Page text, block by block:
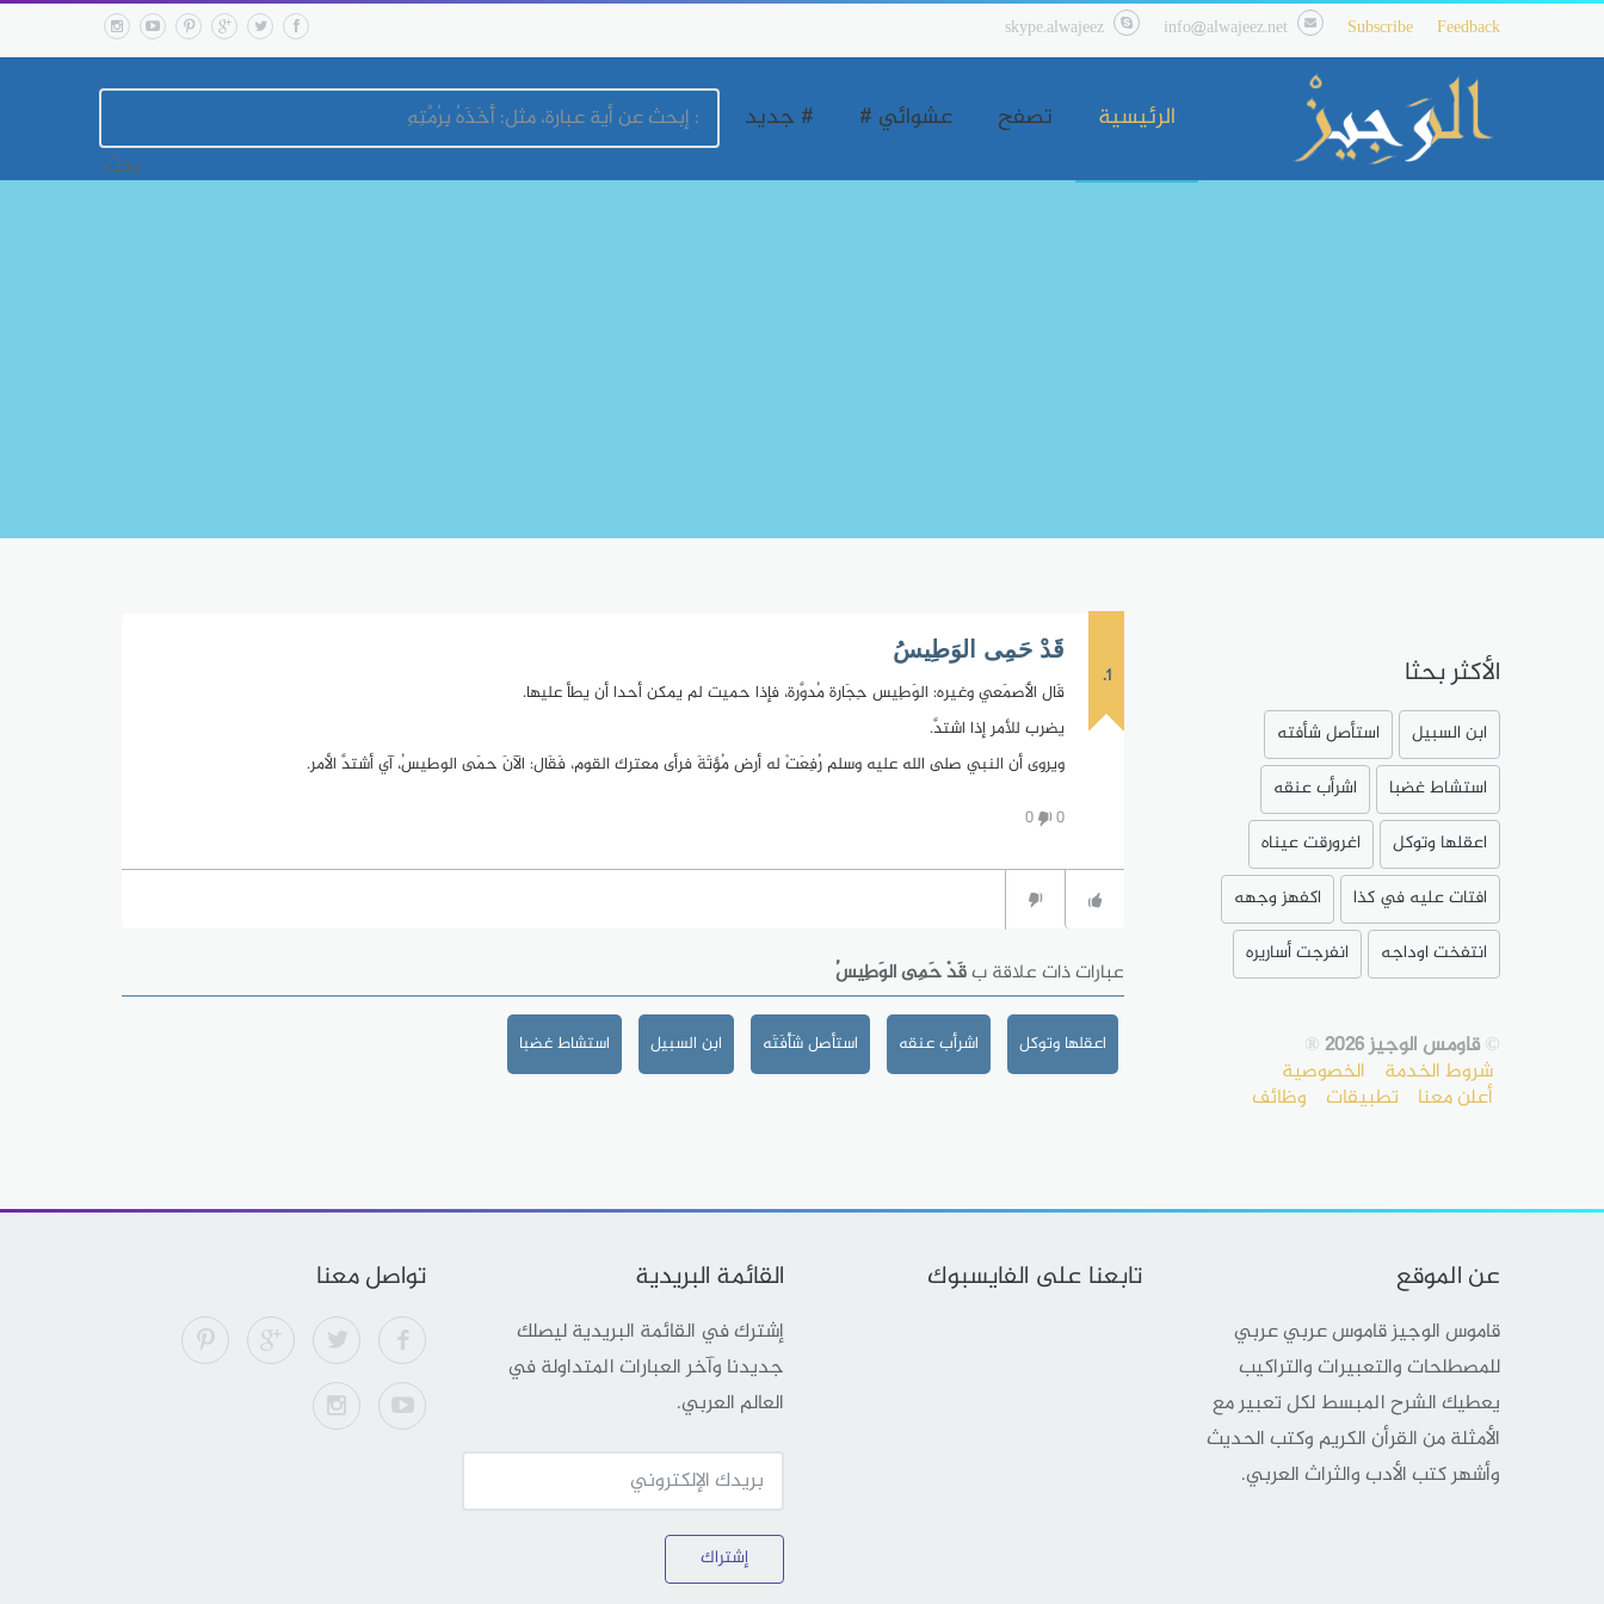
Feedback
Subscribe
info@alwajeez.net
skype.alwajeez
الرئيسية تصفح عشوائي # # جديد
1.
قَدْ حَمِى الوَطِيسُ
قَال الأَصمَعي وغيره: الوَطِيس حِجَارة مُدوَّرة، فإذا حميت لم يمكن أحدا أن يطأ عليها.
يضرب للأمر إذا اشتدَّ.
ويروى أن النبي صلى الله عليه وسلم رُفِعَتْ له أرض مُؤتَةَ فرأى معترك القوم، فَقَال: الآنَ حمَى الوطيسُ، آي أشتدَّ الأمر.
0
0
عبارات ذات علاقة بقَدْ حَمِى الوَطِيسُ
اعقلها وتوكل اشرأب عنقه استأصل شَأْفَتَه ابن السبيل استشاط غضبا
الأكثر بحثا
ابن السبيل
استأصل شأفته
استشاط غضبا
اشرأب عنقه
اعقلها وتوكل
اغرورقت عيناه
افتات عليه في كذا
اكفهز وجهه
انتفخت اوداجه
انفرجت أساريره
©قاومس الوجيز 2026 ®
شروط الخدمة الخصوصية
أعلن معنا تطبيقات وظائف
عن الموقع
قاموس الوجيز قاموس عربي عربي
للمصطلحات والتعبيرات والتراكيب
يعطيك الشرح المبسط لكل تعبير مع
الأمثلة من القرأن الكريم وكتب الحديث
وأشهر كتب الأدب والثراث العربي.
تابعنا على الفايسبوك القائمة البريدية
إشترك في القائمة البريدية ليصلك
جديدنا وآخر العبارات المتداولة في
العالم العربي.
إشتراك
تواصل معنا